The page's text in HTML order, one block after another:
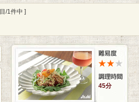
/1件中 ]
45分